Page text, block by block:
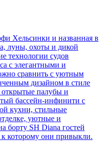
Хельсинки и названная в
луны, охоты и дикой
технологии судов
с элегантными и
сравнить с уютным
дизайном в стиле
палубы и
бассейн-инфинити с
кухни, стильные
уютные и
борту SH Diana гостей
к которому они привыкли.